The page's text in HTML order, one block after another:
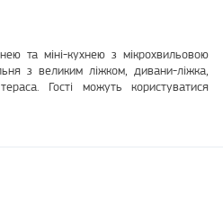
та міні-кухнею з мікрохвильовою
з великим ліжком, дивани-ліжка,
Гості можуть користуватися